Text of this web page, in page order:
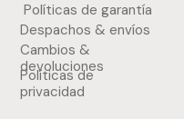
Políticas de garantía
Despachos & envíos
Cambios &
devoluciones
Políticas de
privacidad